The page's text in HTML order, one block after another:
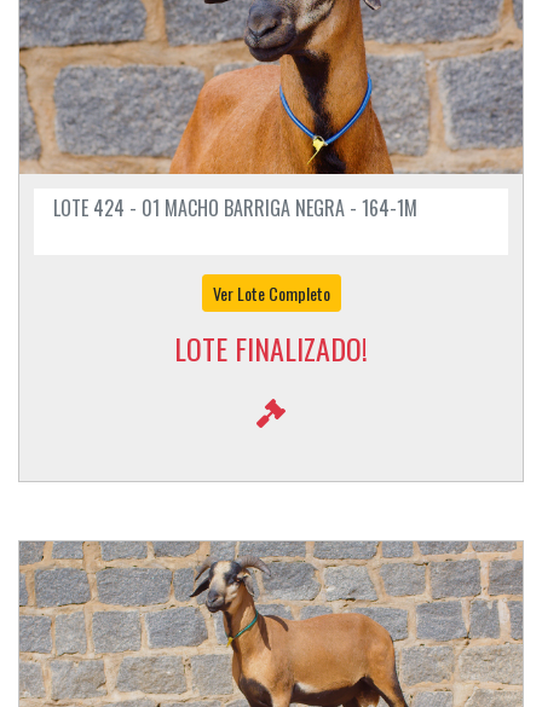
LOTE 424 - 01 MACHO BARRIGA NEGRA - 164-1M
Ver Lote Completo
LOTE FINALIZADO!